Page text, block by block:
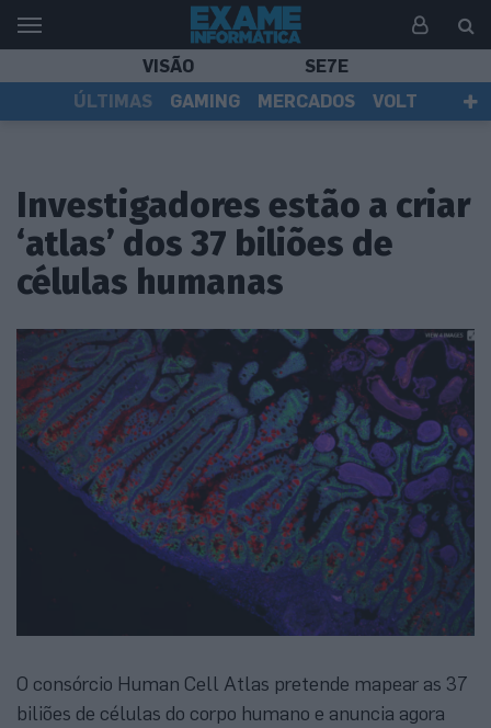
VISÃO
SE7E
ÚLTIMAS
GAMING MERCADOS
VOLT
Investigadores estão a criar
‘atlas’ dos 37 biliões de
células humanas
O consórcio Human Cell Atlas pretende mapear as 37
biliões de células do corpo humano e anuncia agora